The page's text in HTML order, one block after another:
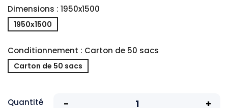
Dimensions : 1950x1500
1950x1500
Conditionnement : Carton de 50 sacs
Carton de 50 sacs
Quantité